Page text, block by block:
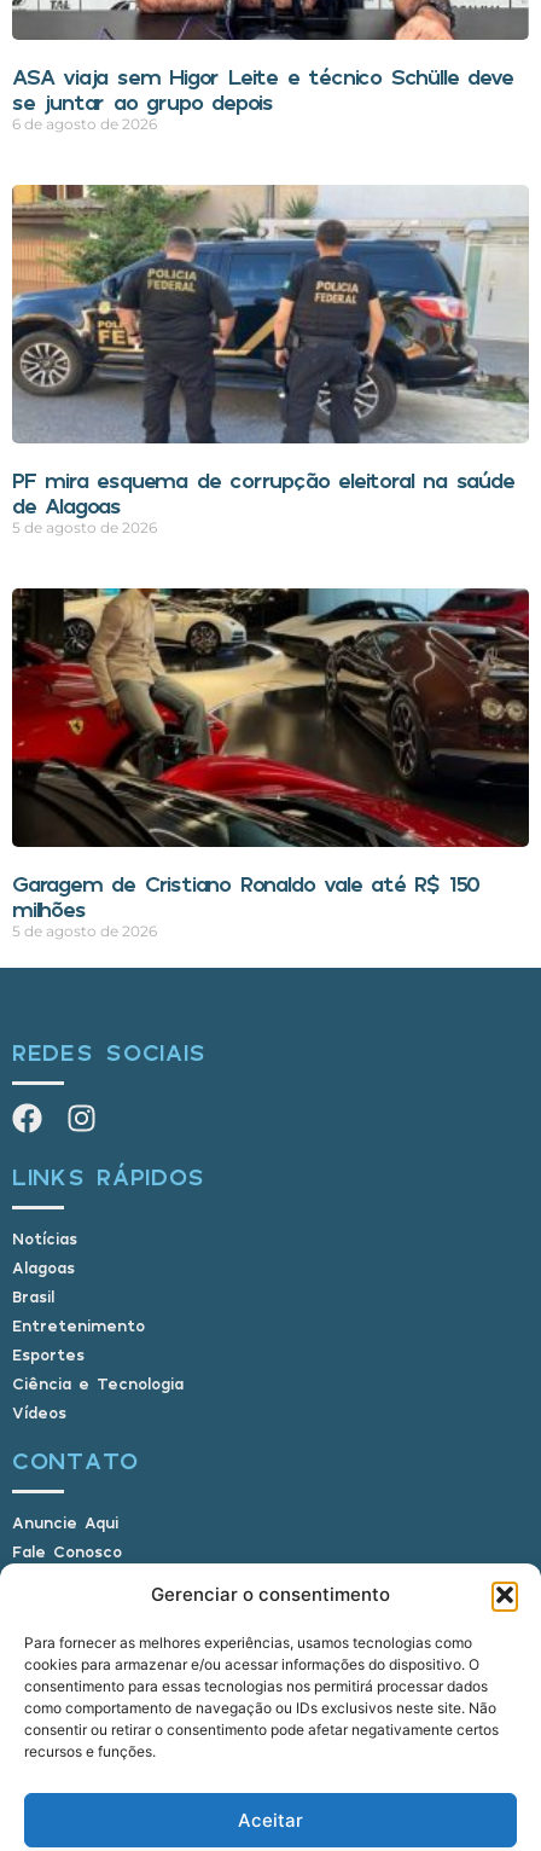
Gerenciar o consentimento
Para fornecer as melhores experiências, usamos tecnologias como
cookies para armazenar e/ou acessar informações do dispositivo. O
consentimento para essas tecnologias nos permitirá processar dados
como comportamento de navegação ou IDs exclusivos neste site. Não
consentir ou retirar o consentimento pode afetar negativamente certos
recursos e funções.
Aceitar
ASA viaja sem Higor Leite e técnico Schülle deve
se juntar ao grupo depois
6 de agosto de 2026
PF mira esquema de corrupção eleitoral na saúde
de Alagoas
5 de agosto de 2026
Garagem de Cristiano Ronaldo vale até R$ 150
milhões
5 de agosto de 2026
REDES SOCIAIS
LINKS RÁPIDOS
Notícias
Alagoas
Brasil
Entretenimento
Esportes
Ciência e Tecnologia
Vídeos
CONTATO
Anuncie Aqui
Fale Conosco
E-mail: alagoasbrasilnoticias@gmail.com
Telefone: (82) 9 9691-0391 (Whatsapp)
Responsável Técnico: Crysthyan Carlos
Rua do Sau - Centro - Anadia - AL - CEP: